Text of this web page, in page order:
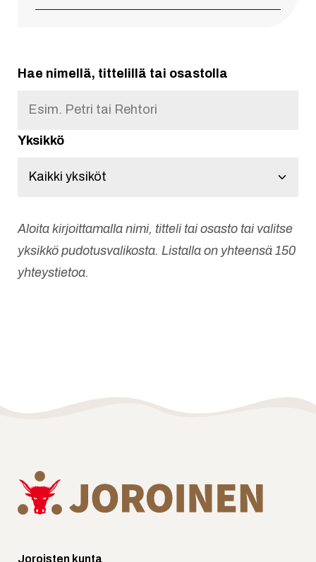
Hae nimellä, tittelillä tai osastolla
Yksikkö
Kaikki yksiköt
Aloita kirjoittamalla nimi, titteli tai osasto tai valitse
yksikkö pudotusvalikosta. Listalla on yhteensä 150
yhteystietoa.
Joroisten kunta